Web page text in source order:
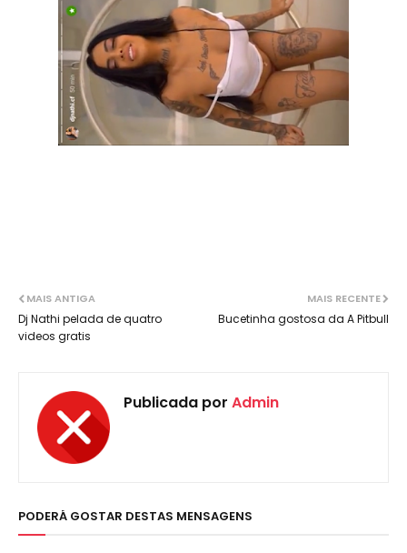
MAIS RECENTE
Bucetinha gostosa da A Pitbull
MAIS ANTIGA
Dj Nathi pelada de quatro
videos gratis
Publicada por Admin
PODERÁ GOSTAR DESTAS MENSAGENS